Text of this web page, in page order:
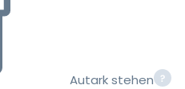
Autark stehen